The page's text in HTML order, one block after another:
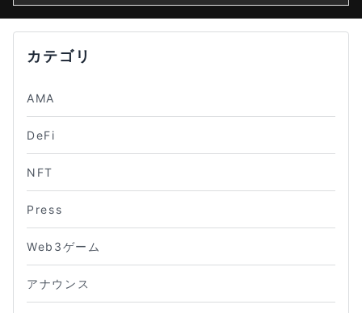
カテゴリ
AMA
DeFi
NFT
Press
Web3ゲーム
アナウンス